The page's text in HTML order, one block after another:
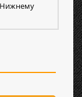
Нижнему